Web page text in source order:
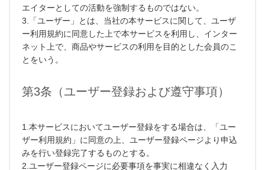
エイターとしての活動を強制するものではない。
3.「ユーザー」とは、当社の本サービスに関して、ユーザ
ー利用規約に同意した上で本サービスを利用し、インター
ネット上で、商品やサービスの利用を目的とした会員のこ
とをいう。
第3条（ユーザー登録および遵守事項）
1.本サービスにおいてユーザー登録をする場合は、「ユー
ザー利用規約」に同意の上、ユーザー登録ページより申込
みを行い登録完了するものとする。
2.ユーザー登録ページに必要事項を事実に相違なく入力